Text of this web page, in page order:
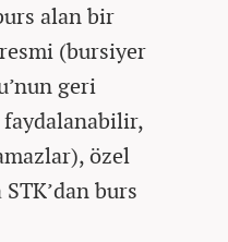
alan bir
(bursiyer
geri
özel
burs